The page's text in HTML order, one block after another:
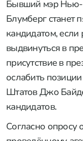
Бывший мэр Нью-
Блумберг станет
кандидатом, если
выдвинуться в
присутствие в
ослабить
Штатов Джо
кандидатов.
Согласно опросу